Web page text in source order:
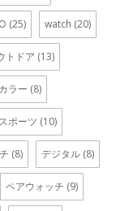
(25) watch (20)
トドア (13)
カラー (8)
スポーツ (10)
(8) デジタル (8)
ペアウォッチ (9)